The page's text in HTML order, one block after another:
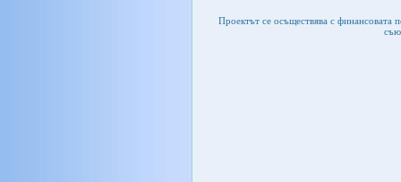
Проектът се осъществява с финансовата